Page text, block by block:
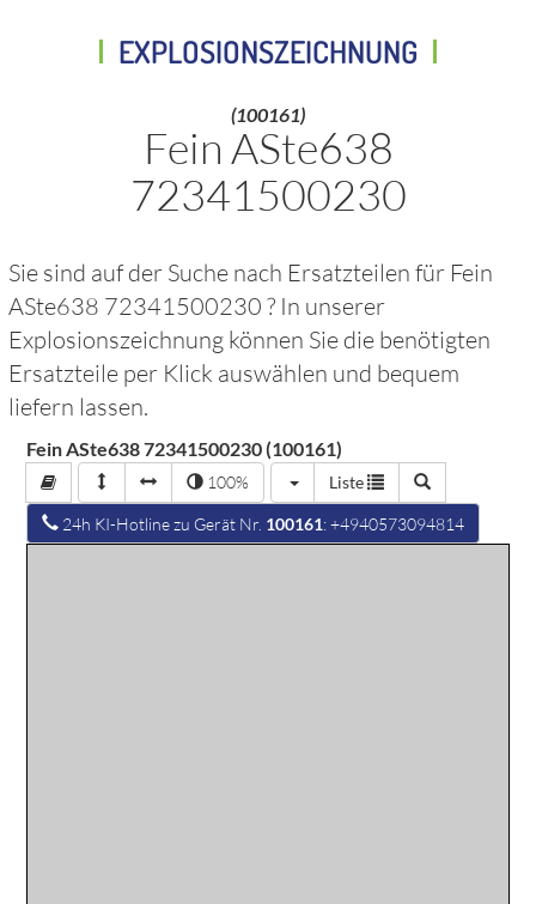
EXPLOSIONSZEICHNUNG
(100161)
Fein ASte638
72341500230
Sie sind auf der Suche nach Ersatzteilen für Fein
ASte638 72341500230? In unserer
Explosionszeichnung können Sie die benötigten
Ersatzteile per Klick auswählen und bequem
liefern lassen.
Fein ASte638 72341500230 (100161)
100% Liste
24h KI-Hotline zu Gerät Nr. 100161: +4940573094814